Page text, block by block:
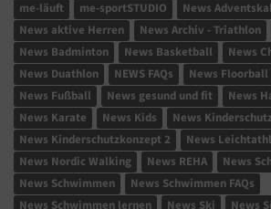
me-läuft me-sportSTUDIO
News
News aktive Herren
News Archiv - Triathlon
News Badminton
News Basketball
News
News Duathlon
NEWS FAQs News Floorball
News Fußball
News gesund und fit News
News Karate
News Kids
News
News Kinderschutzkonzept 2
News
News Nordic Walking
News REHA
News
News Schwimmen
News Schwimmen FAQs
News Schwimmen lernen
News Ski News